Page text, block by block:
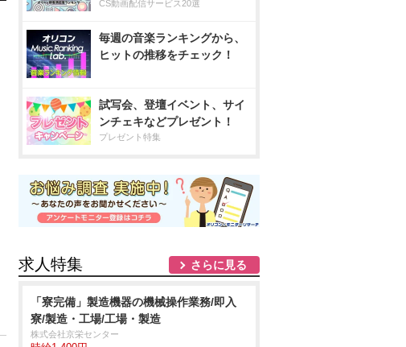
CS動画配信サービス20選
毎週の音楽ランキングから、
ヒットの推移をチェック！
試写会、登壇イベント、サイ
ンチェキなどプレゼント！
プレゼント特集
求人特集 さらに見る
「寮完備」製造機器の機械操作業務/即入
寮/製造・工場/工場・製造
株式会社京栄センター